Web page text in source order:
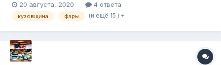
на 1995 год, тёмносиний салон кожаный, но обшивка с
велюровой вставкой. Вотсап на номере +77753377708,
20 августа, 2020 4 ответа
кузовщина фары (и ещё 15 )